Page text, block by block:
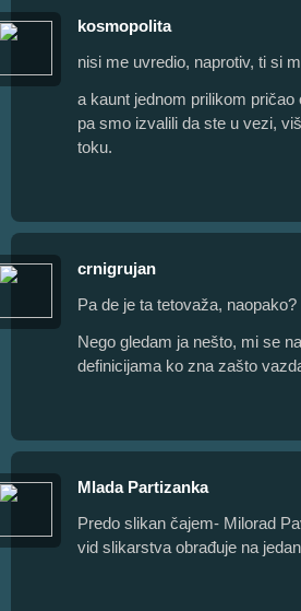
kosmopolita
nisi me uvredio, naprotiv, ti si
a kaunt jednom prilikom pričao
pa smo izvalili da ste u vezi,
toku.
crnigrujan
Pa de je ta tetovaža, naopako?
Nego gledam ja nešto, mi se
definicijama ko zna zašto
Mlada Partizanka
Predo slikan čajem- Milorad
vid slikarstva obrađuje na